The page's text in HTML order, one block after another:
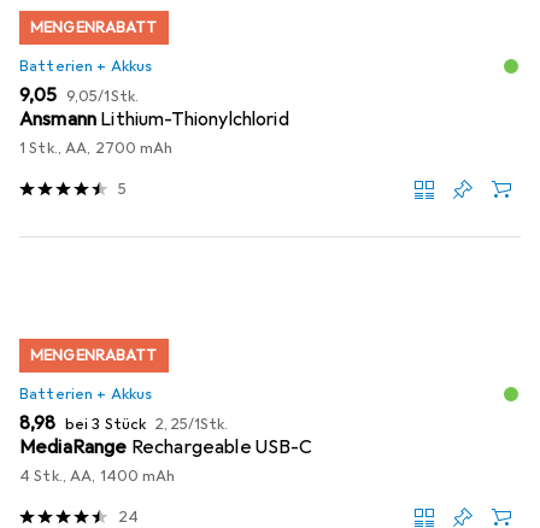
MENGENRABATT
Batterien + Akkus
EUR
9,05 EUR
9,05/1Stk.
Ansmann Lithium-Thionylchlorid
1 Stk., AA, 2700 mAh
5
MENGENRABATT
Batterien + Akkus
EUR
8,98 bei 3 Stück EUR
2,25/1Stk.
MediaRange Rechargeable USB-C
4 Stk., AA, 1400 mAh
24